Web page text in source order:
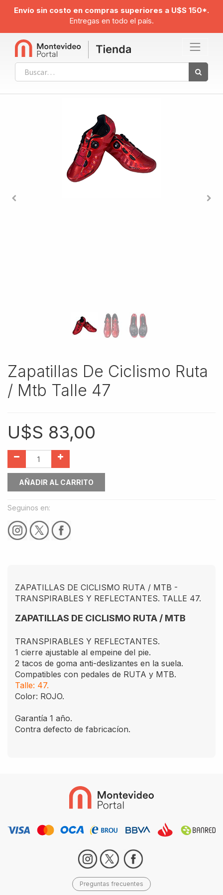
Envío sin costo en compras superiores a U$S 150*.
Entregas en todo el país.
Zapatillas De Ciclismo Ruta
/ Mtb Talle 47
U$S 83,00
AÑADIR AL CARRITO
Seguinos en:
ZAPATILLAS DE CICLISMO RUTA / MTB -
TRANSPIRABLES Y REFLECTANTES. TALLE 47.
ZAPATILLAS DE CICLISMO RUTA / MTB
TRANSPIRABLES Y REFLECTANTES.
1 cierre ajustable al empeine del pie.
2 tacos de goma anti-deslizantes en la suela.
Compatibles con pedales de RUTA y MTB.
Talle: 47.
Color: ROJO.
Garantía 1 año.
Contra defecto de fabricacíon.
Preguntas frecuentes